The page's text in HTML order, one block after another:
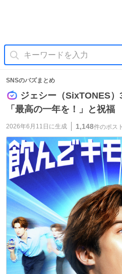
SNSのバズまとめ
ジェシー（SixTONES
「最高の一年を！」と祝福
2026年6月11日 に生成 1,148件のポスト